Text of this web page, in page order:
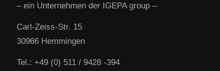
– ein Unternehmen der IGEPA group –
Carl-Zeiss-Str. 15
30966 Hemmingen
Tel.: +49 (0) 511 / 9428 -394